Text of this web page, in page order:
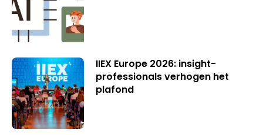
IIEX Europe 2026: insight-
professionals verhogen het
plafond